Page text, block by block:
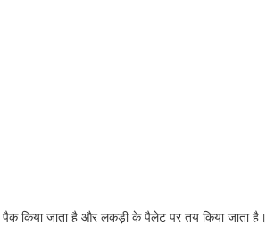
पैक किया जाता है और लकड़ी के पैलेट पर तय किया जाता है।